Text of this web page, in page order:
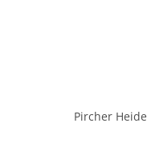
Pircher